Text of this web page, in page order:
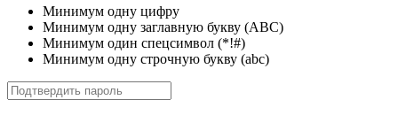
Минимум одну цифру
Минимум одну заглавную букву (ABC)
Минимум один спецсимвол (*!#)
Минимум одну строчную букву (abc)